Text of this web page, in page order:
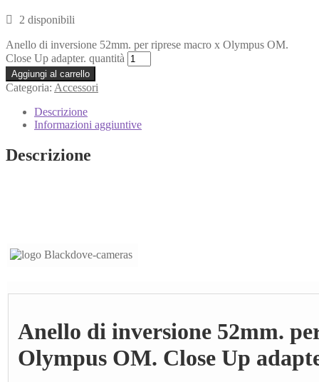
2 disponibili
Anello di inversione 52mm. per riprese macro x Olympus OM.
Close Up adapter. quantità
Aggiungi al carrello
Categoria: Accessori
Descrizione
Informazioni aggiuntive
Descrizione
Anello di inversione 52mm.
Olympus OM. Close Up